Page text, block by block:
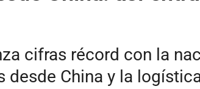
cifras récord con la
China y la